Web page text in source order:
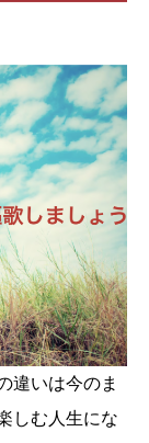
違いは今のま
しむ人生にな